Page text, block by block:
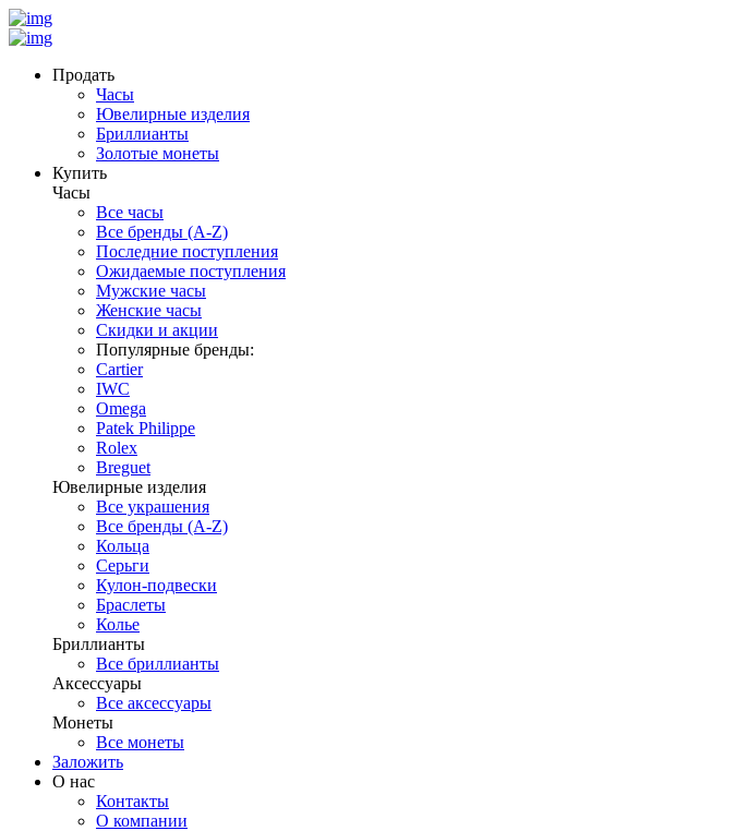
Продать
Часы
Ювелирные изделия
Бриллианты
Золотые монеты
Купить
Часы
Все часы
Все бренды (A-Z)
Последние поступления
Ожидаемые поступления
Мужские часы
Женские часы
Скидки и акции
Популярные бренды:
Cartier
IWC
Omega
Patek Philippe
Rolex
Breguet
Ювелирные изделия
Все украшения
Все бренды (A-Z)
Кольца
Серьги
Кулон-подвески
Браслеты
Колье
Бриллианты
Все бриллианты
Аксессуары
Все аксессуары
Монеты
Все монеты
Заложить
О нас
Контакты
О компании